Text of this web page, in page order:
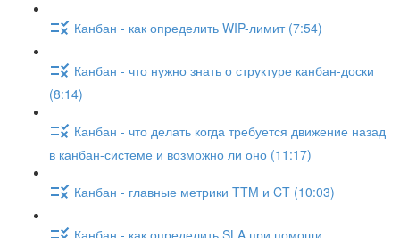
Канбан - как определить WIP-лимит (7:54)
Канбан - что нужно знать о структуре канбан-доски
(8:14)
Канбан - что делать когда требуется движение назад
в канбан-системе и возможно ли оно (11:17)
Канбан - главные метрики TTM и CT (10:03)
Канбан - как определить SLA при помощи